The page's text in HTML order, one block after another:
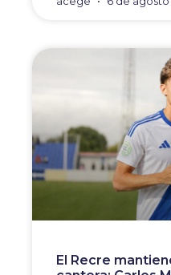
El Recre